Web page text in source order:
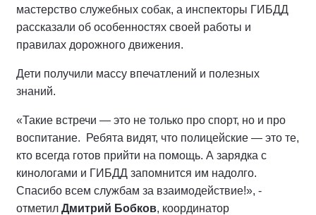
мастерство служебных собак, а инспекторы ГИБДД
рассказали об особенностях своей работы и
правилах дорожного движения.
Дети получили массу впечатлений и полезных
знаний.
«Такие встречи — это не только про спорт, но и про
воспитание. Ребята видят, что полицейские — это те,
кто всегда готов прийти на помощь. А зарядка с
кинологами и ГИБДД запомнится им надолго.
Спасибо всем службам за взаимодействие!», -
отметил Дмитрий Бобков, координатор